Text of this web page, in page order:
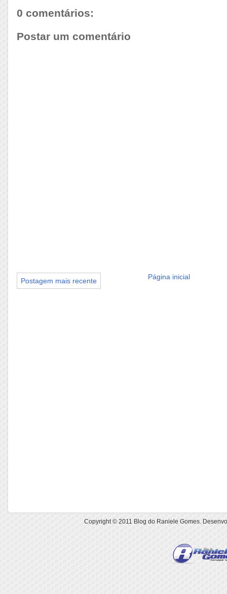
0 comentários:
Postar um comentário
Postagem mais recente Página inicial
Copyright © 2011 Blog do Raniele Gomes .